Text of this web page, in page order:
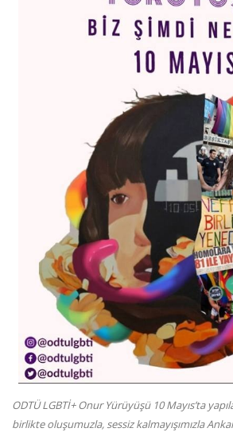
ODTÜ LGBTİ+ Onur Yürüyüşü 10 Mayıs’ta
birlikte oluşumuzla, sessiz kalmayışımızla